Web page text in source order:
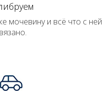
мочевину и всё что с ней